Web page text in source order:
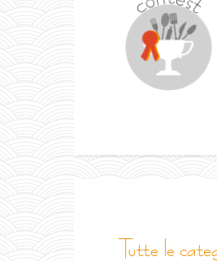
tutte le